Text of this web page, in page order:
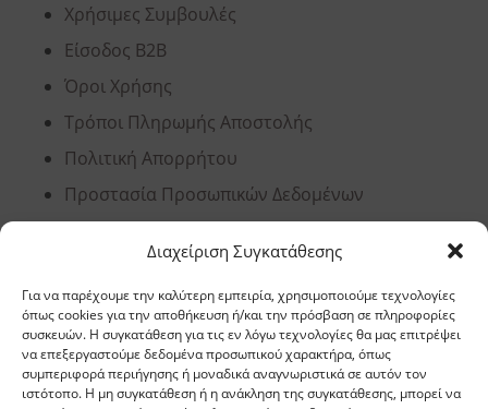
Διαχείριση Συγκατάθεσης
Για να παρέχουμε την καλύτερη εμπειρία, χρησιμοποιούμε τεχνολογίες
όπως cookies για την αποθήκευση ή/και την πρόσβαση σε πληροφορίες
συσκευών. Η συγκατάθεση για τις εν λόγω τεχνολογίες θα μας επιτρέψει
να επεξεργαστούμε δεδομένα προσωπικού χαρακτήρα, όπως
συμπεριφορά περιήγησης ή μοναδικά αναγνωριστικά σε αυτόν τον
ιστότοπο. Η μη συγκατάθεση ή η ανάκληση της συγκατάθεσης, μπορεί να
Χρήσιμες Συμβουλές
Είσοδος B2B
Όροι Χρήσης
Τρόποι Πληρωμής Αποστολής
Πολιτική Απορρήτου
Προστασία Προσωπικών Δεδομένων
Έδρα, Θεσσαλονίκη
Διεύθυνση: 11,5 χλμ Ε.Ο. Θεσσαλονίκης –
Αθηνών, Σίνδος, ΤΚ 57400, ΤΘ 1251